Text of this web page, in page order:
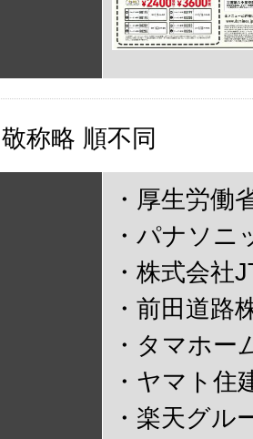
称略 順不同
・厚生労働
・パナソニ
・株式会社
・前田道路
・タマホー
・ヤマト住
・楽天グル